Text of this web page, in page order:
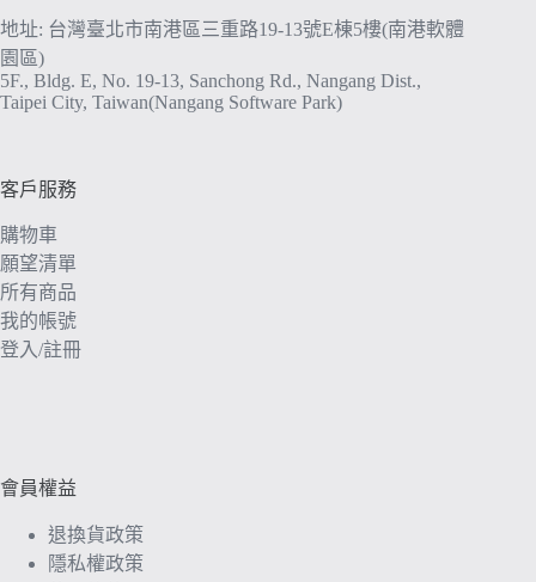
地址: 台灣臺北市南港區三重路19-13號E棟5樓(南港軟體
園區)
5F., Bldg. E, No. 19-13, Sanchong Rd., Nangang Dist.,
Taipei City, Taiwan(Nangang Software Park)
客戶服務
購物車
願望清單
所有商品
我的帳號
登入/註冊
會員權益
退換貨政策
隱私權政策